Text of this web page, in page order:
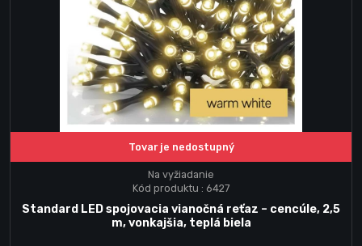
Tovar je nedostupný
Na vyžiadanie
Kód produktu : 6427
Standard LED spojovacia vianočná reťaz – cencúle, 2,5
m, vonkajšia, teplá biela